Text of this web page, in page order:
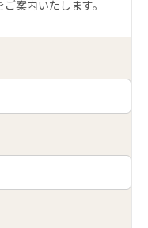
案内いたします。